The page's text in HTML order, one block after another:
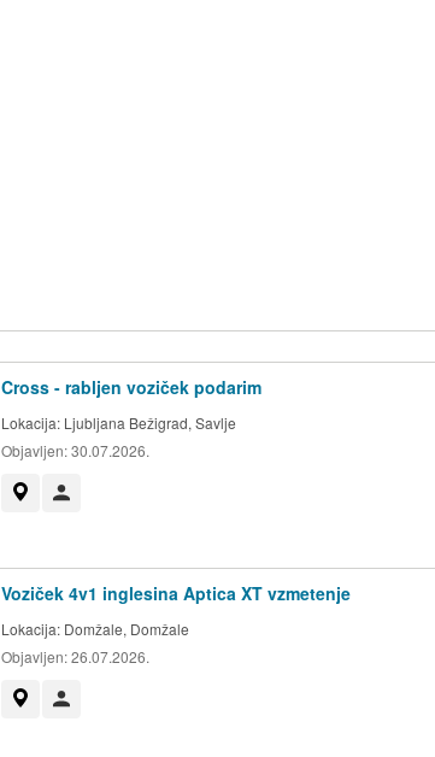
Cross - rabljen voziček podarim
Lokacija: Ljubljana Bežigrad, Savlje
Objavljen:30.07.2026.
Voziček 4v1 inglesina Aptica XT vzmetenje
Lokacija: Domžale, Domžale
Objavljen:26.07.2026.